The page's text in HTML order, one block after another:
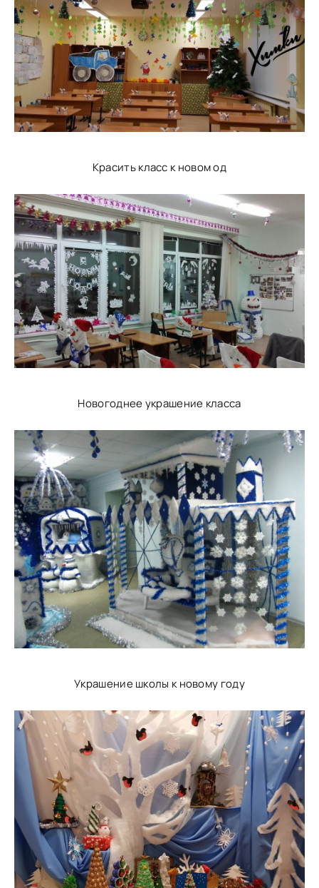
Красить класс к новом од
Новогоднее украшение класса
Украшение школы к новому году